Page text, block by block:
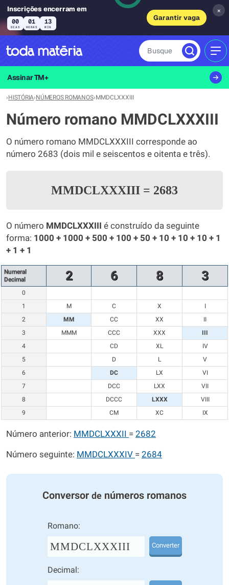
Inscrições encerram em
00
DIAS
01
HORAS
13
MIN
Garantir vaga
×
Busque
Assinar TM+
›HISTÓRIA›NÚMEROS ROMANOS›MMDCLXXXIII
Número romano MMDCLXXXIII
O número romano MMDCLXXXIII corresponde ao
número 2683 (dois mil e seiscentos e oitenta e três).
MMDCLXXXIII = 2683
O número MMDCLXXXIII é construído da seguinte
forma: 1000 + 1000 + 500 + 100 + 50 + 10 + 10 + 10 + 1
+ 1 + 1
Numeral
Decimal
2 6 8 3
0
1
M C X
I
2
MM CC XX
II
3
MMM CCC XXX
III
4
CD XL
IV
5
D L
V
6
DC LX
VI
7
DCC LXX
VII
8
DCCC LXXX
VIII
9
CM XC IX
Número anterior: MMDCLXXXII = 2682
Número seguinte: MMDCLXXXIV = 2684
Conversor de números romanos
Romano:
MMDCLXXXIII Converter
Decimal: